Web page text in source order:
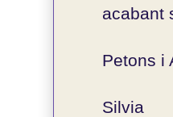
acabant
Petons i
Silvia